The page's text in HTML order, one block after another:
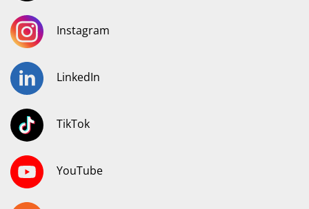
Instagram
LinkedIn
TikTok
YouTube